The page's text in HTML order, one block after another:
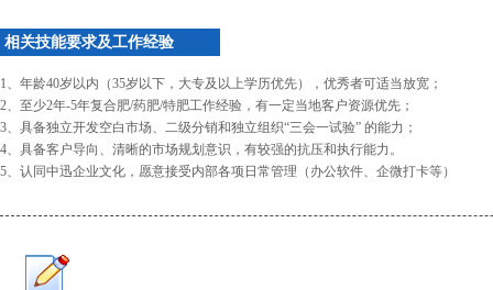
相关技能要求及工作经验
1、年龄40岁以内（35岁以下，大专及以上学历优先），优秀者可适当放宽；
2、至少2年-5年复合肥/药肥/特肥工作经验，有一定当地客户资源优先；
3、具备独立开发空白市场、二级分销和独立组织“三会一试验” 的能力；
4、具备客户导向、清晰的市场规划意识，有较强的抗压和执行能力。
5、认同中迅企业文化，愿意接受内部各项日常管理（办公软件、企微打卡等）